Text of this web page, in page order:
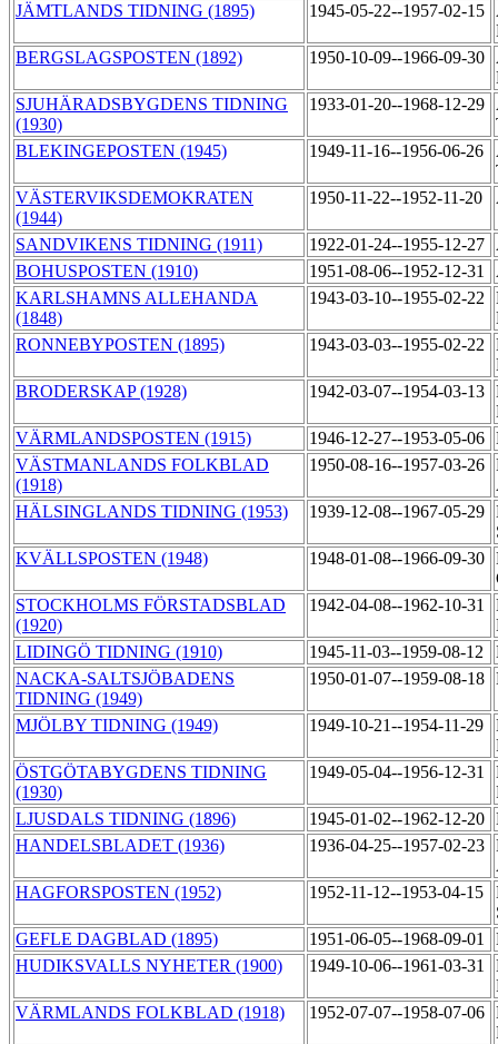
JÄMTLANDS TIDNING (1895)
1945-05-22--1957-02-15
BERGSLAGSPOSTEN (1892)
1950-10-09--1966-09-30
SJUHÄRADSBYGDENS TIDNING
(1930)
1933-01-20--1968-12-29
BLEKINGEPOSTEN (1945)
1949-11-16--1956-06-26
VÄSTERVIKSDEMOKRATEN
(1944)
1950-11-22--1952-11-20
SANDVIKENS TIDNING (1911) 1922-01-24--1955-12-27
BOHUSPOSTEN (1910)
1951-08-06--1952-12-31
KARLSHAMNS ALLEHANDA
(1848)
1943-03-10--1955-02-22
RONNEBYPOSTEN (1895)
1943-03-03--1955-02-22
BRODERSKAP (1928)
1942-03-07--1954-03-13
VÄRMLANDSPOSTEN (1915)
1946-12-27--1953-05-06
VÄSTMANLANDS FOLKBLAD
(1918)
1950-08-16--1957-03-26
HÄLSINGLANDS TIDNING (1953)
1939-12-08--1967-05-29
KVÄLLSPOSTEN (1948)
1948-01-08--1966-09-30
STOCKHOLMS FÖRSTADSBLAD
(1920)
1942-04-08--1962-10-31
LIDINGÖ TIDNING (1910)
1945-11-03--1959-08-12
NACKA-SALTSJÖBADENS
TIDNING (1949)
1950-01-07--1959-08-18
MJÖLBY TIDNING (1949) 1949-10-21--1954-11-29
ÖSTGÖTABYGDENS TIDNING
(1930)
1949-05-04--1956-12-31
LJUSDALS TIDNING (1896)
1945-01-02--1962-12-20
HANDELSBLADET (1936)
1936-04-25--1957-02-23
HAGFORSPOSTEN (1952)
1952-11-12--1953-04-15
GEFLE DAGBLAD (1895)
1951-06-05--1968-09-01
HUDIKSVALLS NYHETER (1900)
1949-10-06--1961-03-31
VÄRMLANDS FOLKBLAD (1918)
1952-07-07--1958-07-06